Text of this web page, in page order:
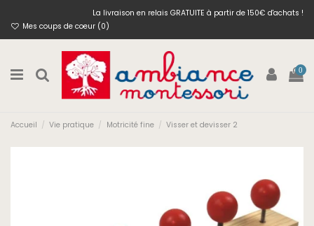
La livraison en relais GRATUITE à partir de 150€ d'achats !
Mes coups de coeur (0)
0
Accueil Vie pratique Motricité fine Visser et devisser 2